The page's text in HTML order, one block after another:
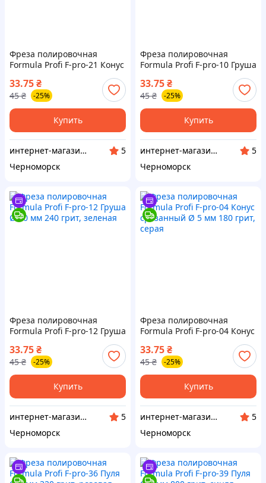
Фреза полировочная
Formula Profi F-pro-21 Конус
закругленный Ø 10 мм 320
грит, розовая
33.75₴
45 ₴ -25%
Купить
интернет-магазин "BestNail"
5
Черноморск
Фреза полировочная
Formula Profi F-pro-10 Груша
коричневая
33.75₴
45 ₴ -25%
Купить
интернет-магазин "BestNail"
5
Черноморск
Фреза полировочная
Formula Profi F-pro-12 Груша
Ø 10 мм 240 грит, зеленая
33.75₴
45 ₴ -25%
Купить
интернет-магазин "BestNail"
5
Черноморск
Фреза полировочная
Formula Profi F-pro-04 Конус
срезанный Ø 5 мм 180 грит,
серая
33.75₴
45 ₴ -25%
Купить
интернет-магазин "BestNail"
5
Черноморск